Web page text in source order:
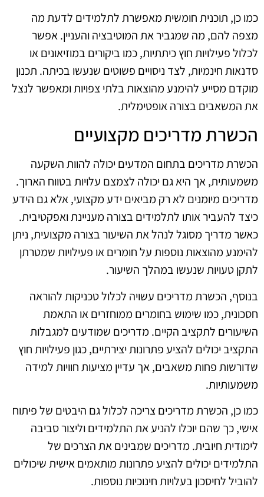
כמו כן, תוכנית חומשית מאפשרת לתלמידים לדעת מה
מצפה להם, מה שמגביר את המוטיבציה והעניין. אפשר
לכלול פעילויות חוץ כיתתיות, כמו ביקורים במוזיאונים או
סדנאות חינמיות, לצד ניסויים פשוטים שנעשו בכיתה. תכנון
מוקדם מסייע להימנע מהוצאות בלתי צפויות ומאפשר לנצל
את המשאבים בצורה אופטימלית.
הכשרת מדריכים מקצועיים
הכשרת מדריכים בתחום המדעים יכולה להוות השקעה
משמעותית, אך היא גם יכולה לצמצם עלויות בטווח הארוך.
מדריכים מיומנים לא רק מביאים ידע מקצועי, אלא גם הידע
כיצד להעביר אותו לתלמידים בצורה מעניינת ואפקטיבית.
כאשר מדריך מסוגל לנהל את השיעור בצורה מקצועית, ניתן
להימנע מהוצאות נוספות על חומרים או פעילויות שמטרתן
לתקן טעויות שנעשו במהלך השיעור.
בנוסף, הכשרת מדריכים עשויה לכלול טכניקות להוראה
חסכונית, כמו שימוש בחומרים ממוחזרים או התאמת
השיעורים לתקציב הקיים. מדריכים שמודעים למגבלות
התקציב יכולים להציע פתרונות יצירתיים, כגון פעילויות חוץ
שדורשות פחות משאבים, אך עדיין מציעות חוויות למידה
משמעותיות.
כמו כן, הכשרת מדריכים צריכה לכלול גם היבטים של פיתוח
אישי, כך שהם יוכלו להניע את התלמידים וליצור סביבה
לימודית חיובית. מדריכים שמבינים את הצרכים של
התלמידים יכולים להציע פתרונות מותאמים אישית שיכולים
להוביל לחיסכון בעלויות חינוכיות נוספות.